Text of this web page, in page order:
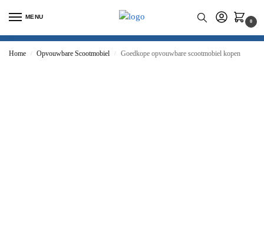
MENU
0
Home / Opvouwbare Scootmobiel / Goedkope opvouwbare scootmobiel kopen